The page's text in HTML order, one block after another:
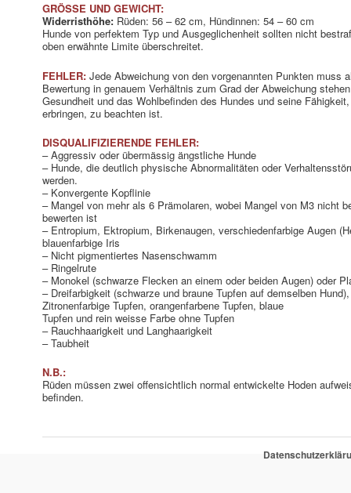
GRÖSSE UND GEWICHT:
Widerristhöhe: Rüden: 56 – 62 cm, Hündinnen: 54 – 60 cm
Hunde von perfektem Typ und Ausgeglichenheit sollten nicht
oben erwähnte Limite überschreitet.
FEHLER: Jede Abweichung von den vorgenannten Punkten muss
Bewertung in genauem Verhältnis zum Grad der Abweichung
Gesundheit und das Wohlbefinden des Hundes und seine
erbringen, zu beachten ist.
DISQUALIFIZIERENDE FEHLER:
– Aggressiv oder übermässig ängstliche Hunde
– Hunde, die deutlich physische Abnormalitäten oder
werden.
– Konvergente Kopflinie
– Mangel von mehr als 6 Prämolaren, wobei Mangel von M3 nicht
bewerten ist
– Entropium, Ektropium, Birkenaugen, verschiedenfarbige Augen
blauenfarbige Iris
– Nicht pigmentiertes Nasenschwamm
– Ringelrute
– Monokel (schwarze Flecken an einem oder beiden Augen) oder
– Dreifarbigkeit (schwarze und braune Tupfen auf demselben
Zitronenfarbige Tupfen, orangenfarbene Tupfen, blaue
Tupfen und rein weisse Farbe ohne Tupfen
– Rauchhaarigkeit und Langhaarigkeit
– Taubheit
N.B.:
Rüden müssen zwei offensichtlich normal entwickelte Hoden
befinden.